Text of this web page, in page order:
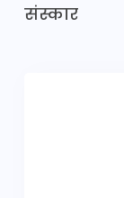
संस्कार